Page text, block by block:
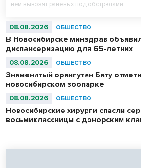
нем вывозят раненых под обстрелами.
08.08.2026 ОБЩЕСТВО
В Новосибирске минздрав
диспансеризацию для 65-летних
08.08.2026 ОБЩЕСТВО
Знаменитый орангутан Бату
новосибирском зоопарке
08.08.2026 ОБЩЕСТВО
Новосибирские хирурги спасли
восьмиклассницы с донорским